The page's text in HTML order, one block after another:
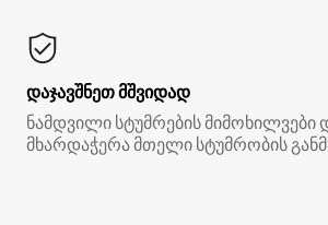
დაჯავშნეთ მშვიდად
ნამდვილი სტუმრების მიმოხილვები
მხარდაჭერა მთელი სტუმრობის